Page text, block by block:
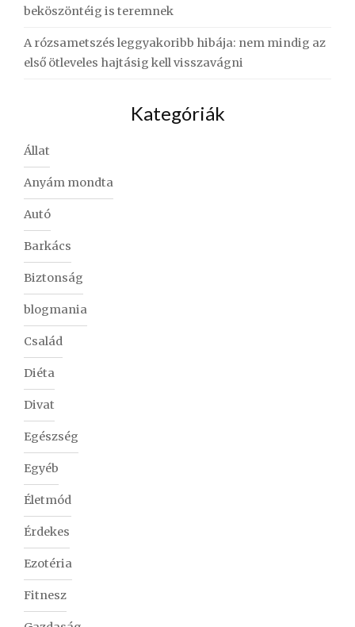
beköszöntéig is teremnek
A rózsametszés leggyakoribb hibája: nem mindig az
első ötleveles hajtásig kell visszavágni
Kategóriák
Állat
Anyám mondta
Autó
Barkács
Biztonság
blogmania
Család
Diéta
Divat
Egészség
Egyéb
Életmód
Érdekes
Ezotéria
Fitnesz